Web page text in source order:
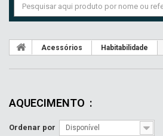
Acessórios Habitabilidade
AQUECIMENTO :
Ordenar por Disponível